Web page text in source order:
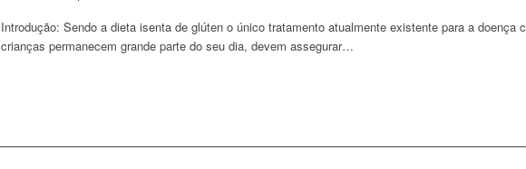
Introdução: Sendo a dieta isenta de glúten o único tratamento atualmente existente para a doença
crianças permanecem grande parte do seu dia, devem assegurar…